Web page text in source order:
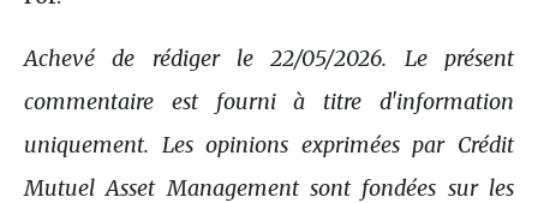
Achevé de rédiger le 22/05/2026. Le présent
commentaire est fourni à titre d'information
uniquement. Les opinions exprimées par Crédit
Mutuel Asset Management sont fondées sur les